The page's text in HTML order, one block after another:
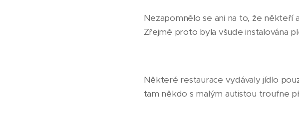
Nezapomnělo se ani na to, že
Zřejmě proto byla všude instalována
Některé restaurace vydávaly jídlo
tam někdo s malým autistou troufne